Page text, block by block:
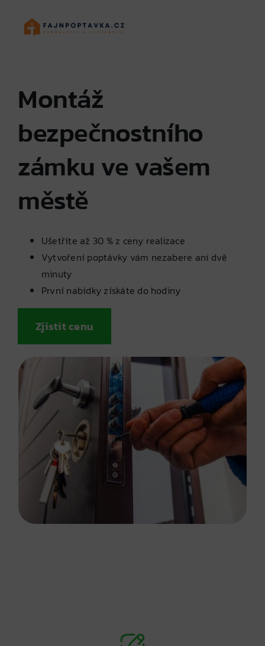
Montáž
bezpečnostního
zámku ve vašem
městě
Ušetříte až 30 % z ceny realizace
Vytvoření poptávky vám nezabere ani dvě
minuty
První nabídky získáte do hodiny
Zjistit cenu